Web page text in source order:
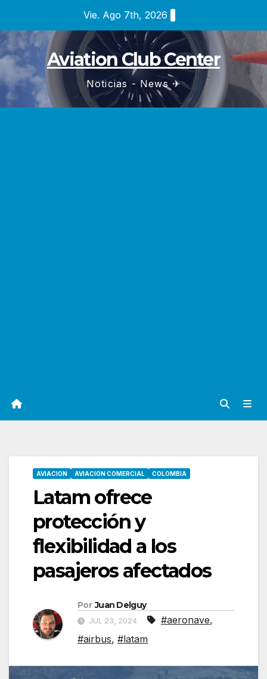
contenido
Vie. Ago 7th, 2026
Aviation Club Center
Noticias - News ✈
AVIACION AVIACION COMERCIAL COLOMBIA
Latam ofrece
protección y
flexibilidad a los
pasajeros afectados
Por Juan Delguy
JUL 23, 2024 #aeronave,
#airbus, #latam